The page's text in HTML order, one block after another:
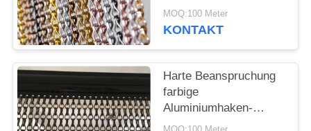
Vorhang-Anodisierung
beendet
MOQ:100 Meter
KONTAKT
Harte Beanspruchung
farbige
Aluminiumhaken-
Kettenglied Vorhang-,